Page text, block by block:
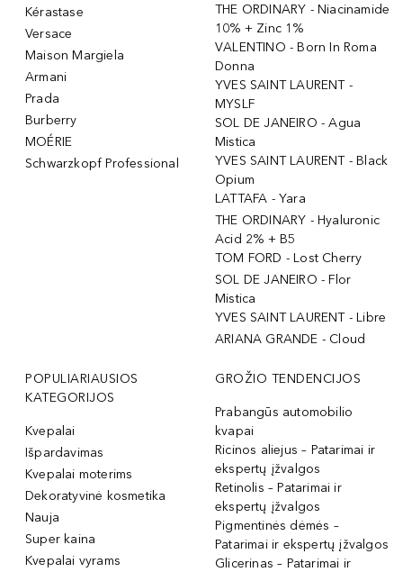
Kérastase
Versace
Maison Margiela
Armani
Prada
Burberry
MOÉRIE
Schwarzkopf Professional
THE ORDINARY - Niacinamide
10% + Zinc 1%
VALENTINO - Born In Roma
Donna
YVES SAINT LAURENT -
MYSLF
SOL DE JANEIRO - Agua
Mistica
YVES SAINT LAURENT - Black
Opium
LATTAFA - Yara
THE ORDINARY - Hyaluronic
Acid 2% + B5
TOM FORD - Lost Cherry
SOL DE JANEIRO - Flor
Mistica
YVES SAINT LAURENT - Libre
ARIANA GRANDE - Cloud
POPULIARIAUSIOS
KATEGORIJOS
Kvepalai
Išpardavimas
Kvepalai moterims
Dekoratyvinė kosmetika
Nauja
Super kaina
Kvepalai vyrams
GROŽIO TENDENCIJOS
Prabangūs automobilio
kvapai
Ricinos aliejus – Patarimai ir
ekspertų įžvalgos
Retinolis – Patarimai ir
ekspertų įžvalgos
Pigmentinės dėmės –
Patarimai ir ekspertų įžvalgos
Glicerinas – Patarimai ir